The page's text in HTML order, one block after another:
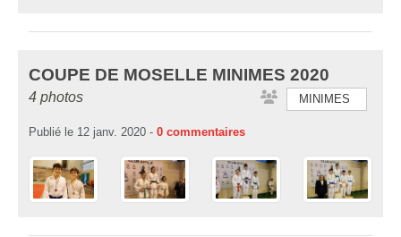
COUPE DE MOSELLE MINIMES 2020
4 photos MINIMES
Publié le 12 janv. 2020 - 0 commentaires